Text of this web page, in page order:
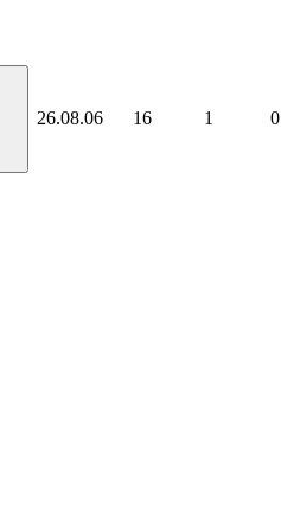
26.08.06 16 1 0